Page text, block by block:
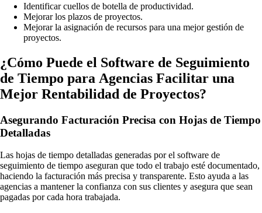
Identificar cuellos de botella de productividad.
Mejorar los plazos de proyectos.
Mejorar la asignación de recursos para una mejor gestión de
proyectos.
¿Cómo Puede el Software de Seguimiento
de Tiempo para Agencias Facilitar una
Mejor Rentabilidad de Proyectos?
Asegurando Facturación Precisa con Hojas de Tiempo
Detalladas
Las hojas de tiempo detalladas generadas por el software de
seguimiento de tiempo aseguran que todo el trabajo esté documentado,
haciendo la facturación más precisa y transparente. Esto ayuda a las
agencias a mantener la confianza con sus clientes y asegura que sean
pagadas por cada hora trabajada.